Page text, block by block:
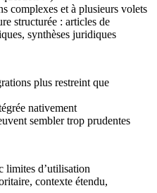
complexes et à plusieurs volets
structurée : articles de
synthèses juridiques
plus restreint que
nativement
sembler trop prudentes
limites d’utilisation
contexte étendu,